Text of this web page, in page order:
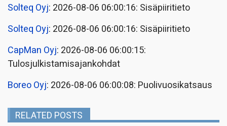
Solteq Oyj: 2026-08-06 06:00:16: Sisäpiiritieto
Solteq Oyj: 2026-08-06 06:00:16: Sisäpiiritieto
CapMan Oyj: 2026-08-06 06:00:15:
Tulosjulkistamisajankohdat
Boreo Oyj: 2026-08-06 06:00:08: Puolivuosikatsaus
RELATED POSTS